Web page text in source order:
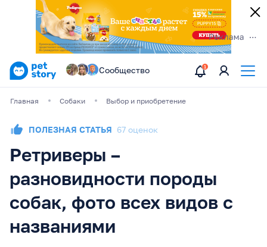
Сообщество
Главная Собаки Выбор и приобретение
ПОЛЕЗНАЯ СТАТЬЯ 67 оценок
Ретриверы –
разновидности породы
собак, фото всех видов с
названиями